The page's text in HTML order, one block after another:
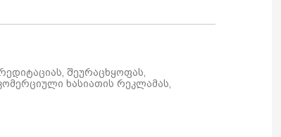
შეურაცხყოფას,
ხასიათის რეკლამას,